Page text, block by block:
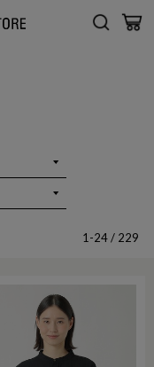
1-24 / 229